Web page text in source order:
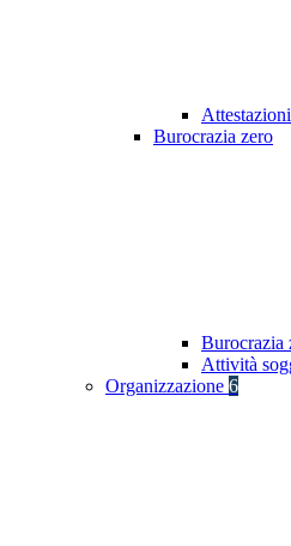
Burocrazia zero
Burocrazia
Attività
Organizzazione 6